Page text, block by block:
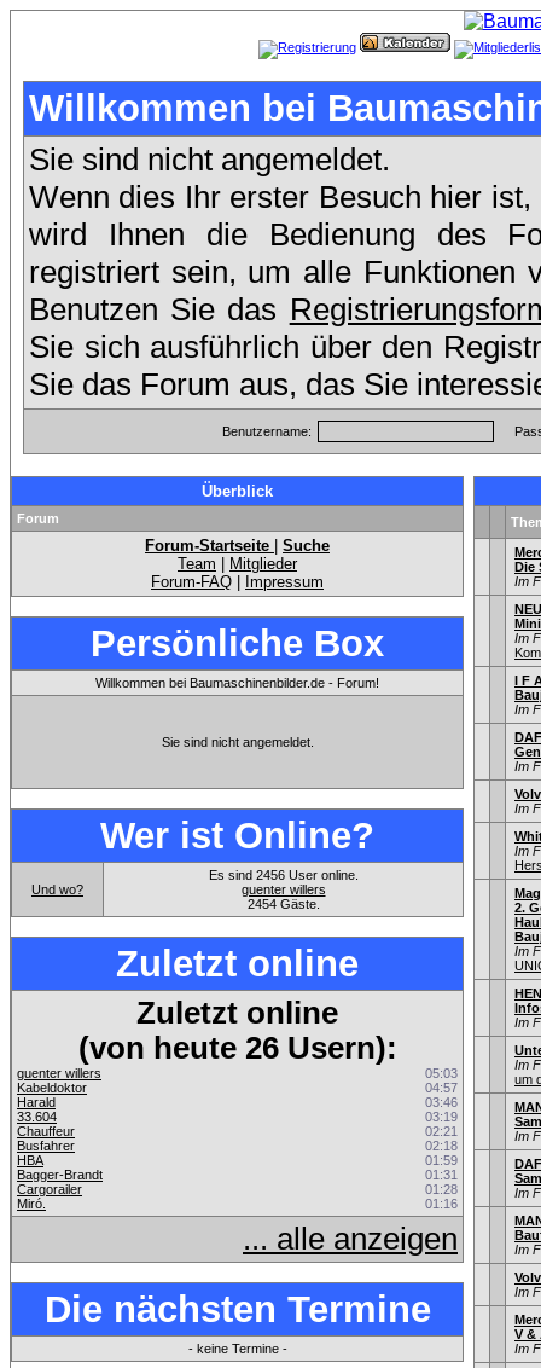
Willkommen bei
Sie sind nicht angemeldet.
Wenn dies Ihr erster Besuch hier
wird Ihnen die Bedienung des
registriert sein, um alle Funktionen
Benutzen Sie das
Sie sich ausführlich über den
Sie das Forum aus, das Sie
Benutzername:
Überblick
Forum
Forum-Startseite
Suche
Team
Mitglieder
Forum-FAQ
Impressum
Persönliche Box
Willkommen bei Baumaschinenbilder.de - Forum!
Sie sind nicht angemeldet.
Wer ist Online?
Und wo?
Es sind 2456 User online.
guenter willers
2454 Gäste.
Zuletzt online
Zuletzt online
(von heute 26 Usern):
guenter willers
05:03
Kabeldoktor
04:57
Harald
03:46
33.604
03:19
Chauffeur
02:21
Busfahrer
02:18
HBA
01:59
Bagger-Brandt
01:31
Cargorailer
01:28
Miró.
01:16
... alle anzeigen
Die nächsten Termine
- keine Termine -
Die
Im
Im
I F
Im
Im
Im
Im
2.
Im
Im
Im
um
Im
Im
Im
Im
V &
Im